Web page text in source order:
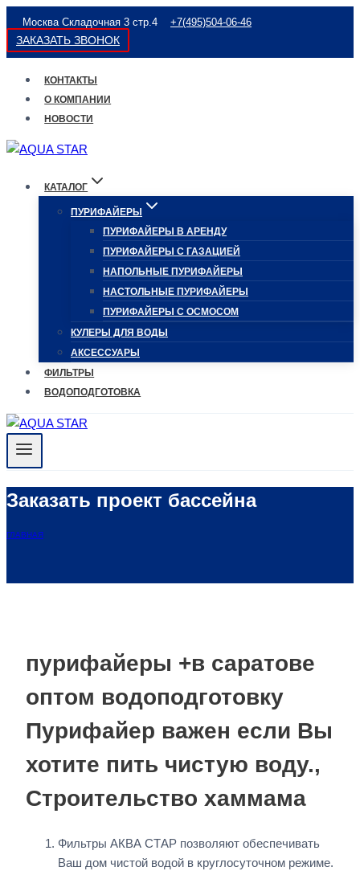
Перейти
к
содержимому
Москва Складочная 3 стр.4 +7(495)504-06-46
ЗАКАЗАТЬ ЗВОНОК
КОНТАКТЫ
О КОМПАНИИ
НОВОСТИ
КАТАЛОГ
ПУРИФАЙЕРЫ
ПУРИФАЙЕРЫ В АРЕНДУ
ПУРИФАЙЕРЫ С ГАЗАЦИЕЙ
НАПОЛЬНЫЕ ПУРИФАЙЕРЫ
НАСТОЛЬНЫЕ ПУРИФАЙЕРЫ
ПУРИФАЙЕРЫ С ОСМОСОМ
КУЛЕРЫ ДЛЯ ВОДЫ
АКСЕССУАРЫ
ФИЛЬТРЫ
ВОДОПОДГОТОВКА
Заказать проект бассейна
ГЛАВНАЯ
пурифайеры +в саратове
оптом водоподготовку
Пурифайер важен если Вы
хотите пить чистую воду.,
Строительство хаммама
Фильтры АКВА СТАР позволяют обеспечивать
Ваш дом чистой водой в круглосуточном режиме.